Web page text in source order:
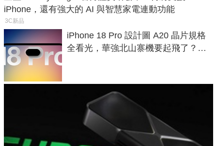
iPhone，還有強大的 AI 與智慧家電連動功能
3C新品
iPhone 18 Pro 設計圖 A20 晶片規格
全看光，華強北山寨機要起飛了？專